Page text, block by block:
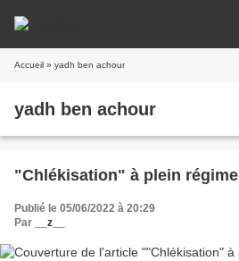
Accueil » yadh ben achour
yadh ben achour
"Chlékisation" à plein régime
Publié le 05/06/2022 à 20:29
Par
__z__